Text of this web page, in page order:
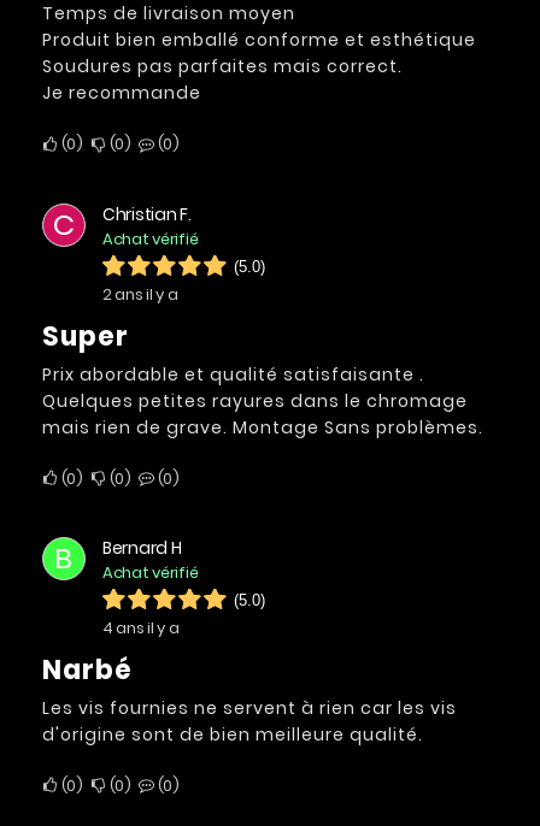
Temps de livraison moyen
Produit bien emballé conforme et esthétique
Soudures pas parfaites mais correct.
Je recommande
0 0 0
C Christian F.
Achat vérifié
(5.0)
2 ans il y a
Super
Prix abordable et qualité satisfaisante .
Quelques petites rayures dans le chromage
mais rien de grave. Montage Sans problèmes.
0 0 0
B Bernard H
Achat vérifié
(5.0)
4 ans il y a
Narbé
Les vis fournies ne servent à rien car les vis
d'origine sont de bien meilleure qualité.
0 0 0